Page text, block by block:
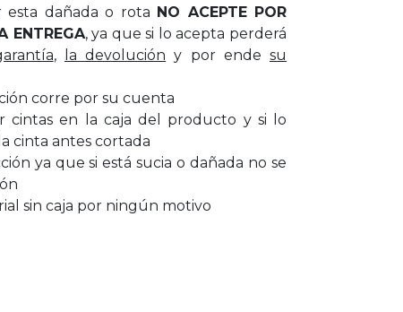
esta dañada o rota NO ACEPTE POR
ENTREGA, ya que si lo acepta perderá
, la devolución y por endesu
corre por su cuenta
cintas en la caja del producto y si lo
cinta antes cortada
ya que si está sucia o dañada no se
sin caja por ningún motivo